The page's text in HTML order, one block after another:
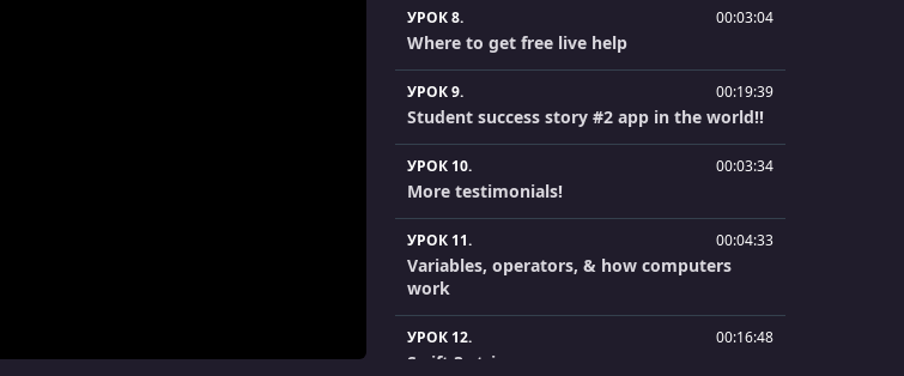
УРОК 8. 00:03:04
Where to get free live help
УРОК 9. 00:19:39
Student success story #2 app in the world!!
УРОК 10. 00:03:34
More testimonials!
УРОК 11. 00:04:33
Variables, operators, & how computers
work
УРОК 12. 00:16:48
Swift 3 strings